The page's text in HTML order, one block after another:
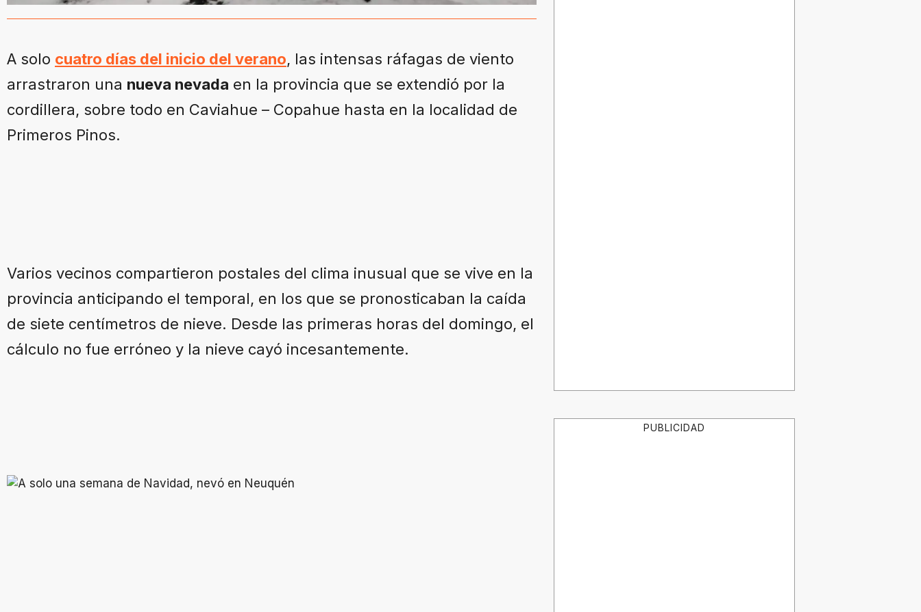
A solo cuatro días del inicio del verano, las intensas ráfagas de viento
arrastraron una nueva nevada en la provincia que se extendió por la
cordillera, sobre todo en Caviahue – Copahue hasta en la localidad de
Primeros Pinos.
Varios vecinos compartieron postales del clima inusual que se vive en la
provincia anticipando el temporal, en los que se pronosticaban la caída
de siete centímetros de nieve. Desde las primeras horas del domingo, el
cálculo no fue erróneo y la nieve cayó incesantemente.
PUBLICIDAD